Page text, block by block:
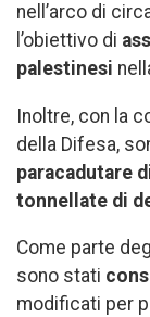
nell’arco di
l’obiettivo di
palestinesi
Inoltre, con la
della Difesa,
paracadutare
tonnellate di
Come parte
sono stati
modificati per